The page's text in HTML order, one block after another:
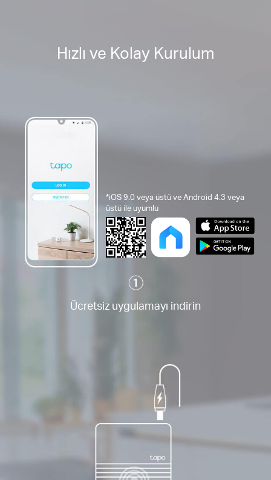
Hızlı ve Kolay Kurulum
*iOS 9.0 veya üstü ve Android 4.3 veya
üstü ile uyumlu
Ücretsiz uygulamayı indirin